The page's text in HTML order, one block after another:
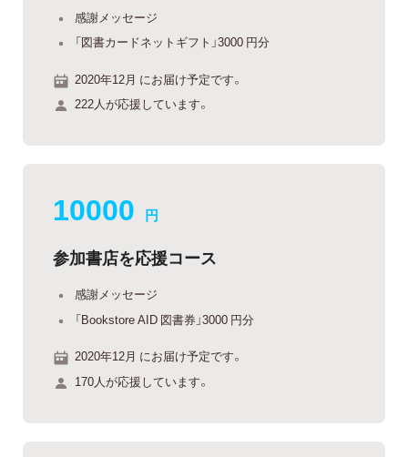
感謝メッセージ
「図書カードネットギフト」3000 円分
2020年12月 にお届け予定です。
222人が応援しています。
10000 円
参加書店を応援コース
感謝メッセージ
「Bookstore AID 図書券」3000 円分
2020年12月 にお届け予定です。
170人が応援しています。